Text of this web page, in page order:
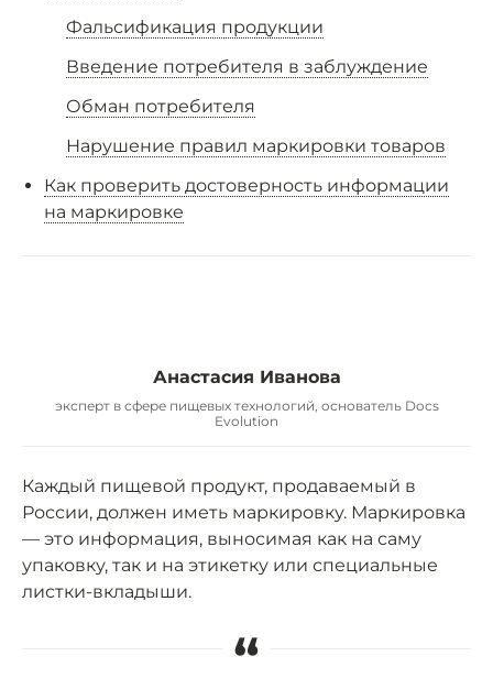
Фальсификация продукции
Введение потребителя в заблуждение
Обман потребителя
Нарушение правил маркировки товаров
Как проверить достоверность информации
на маркировке
Анастасия Иванова
эксперт в сфере пищевых технологий, основатель Docs
Evolution
Каждый пищевой продукт, продаваемый в
России, должен иметь маркировку. Маркировка
— это информация, выносимая как на саму
упаковку, так и на этикетку или специальные
листки-вкладыши.
“